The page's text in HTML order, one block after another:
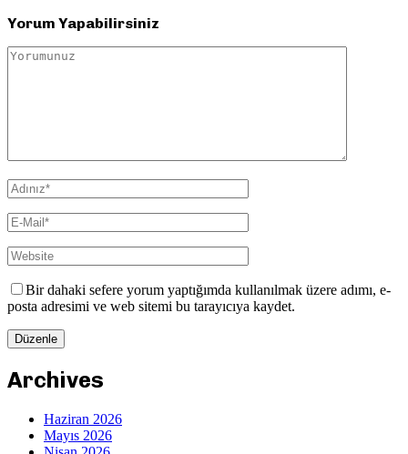
Yorum Yapabilirsiniz
Bir dahaki sefere yorum yaptığımda kullanılmak üzere adımı, e-
posta adresimi ve web sitemi bu tarayıcıya kaydet.
Archives
Haziran 2026
Mayıs 2026